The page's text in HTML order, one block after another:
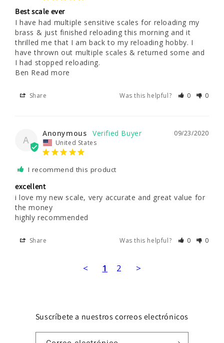
Best scale ever
I have had multiple sensitive scales for reloading my
brass & just finished reloading this morning and it
thrilled me that I am back to my reloading hobby. I
have thrown out multiple scales & returned some and
I had stopped reloading.
Ben Read more
Share Was this helpful? 0 0
A
09/23/2020
Anonymous
United States
I recommend this product
excellent
i love my new scale, very accurate and great value for
the money
Share Was this helpful? 0 0
< 1 2 >
Suscríbete a nuestros correos electrónicos